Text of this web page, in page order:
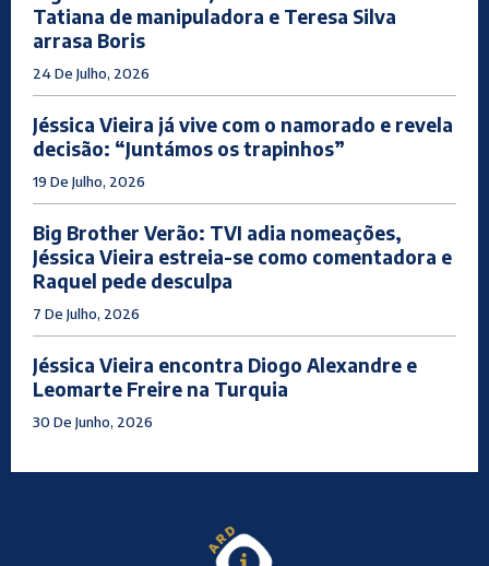
Tatiana de manipuladora e Teresa Silva
arrasa Boris
24 De Julho, 2026
Jéssica Vieira já vive com o namorado e revela
decisão: “Juntámos os trapinhos”
19 De Julho, 2026
Big Brother Verão: TVI adia nomeações,
Jéssica Vieira estreia-se como comentadora e
Raquel pede desculpa
7 De Julho, 2026
Jéssica Vieira encontra Diogo Alexandre e
Leomarte Freire na Turquia
30 De Junho, 2026